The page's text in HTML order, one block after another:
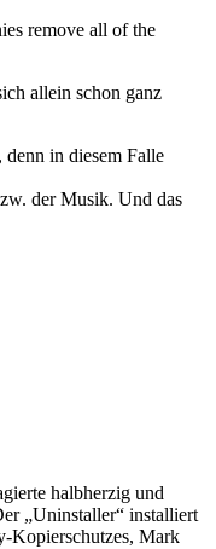
remove all of the
allein schon ganz
in diesem Falle
der Musik. Und das
halbherzig und
„Uninstaller“ installiert
Kopierschutzes, Mark